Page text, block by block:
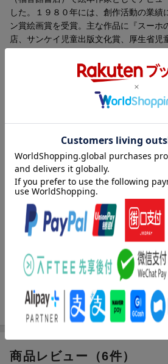
した。１９８０年には、創作活動の業績
ン賞絵画賞を受賞。主な作品に『スーホ
店、サンケイ児童出版文化賞、厚生省児
た』（偕成社、講談社出版文化賞絵本賞
パ』（ＢＬ出版、小学館絵画賞、国際ア
『絵本わらべうた』『そら、にげろ』（
イプチヒ国際図書デザイン展東独文部大
掲載されていたものです）
内容紹介（情報提供：絵本ナビ
赤羽末吉さんの作品ということで、興
吉さんがイラストを描いている絵本は
文章も赤羽さんというのは初めてで、
へそが大好物のかみなりごろべえ。出
っていきます。たぬきやねずみ、浦島
とる方もとられる方も、なんだかとぼ
（クッチーナママさん 40代・東京都
歳、男の子12歳）
商品レビュー（6件）